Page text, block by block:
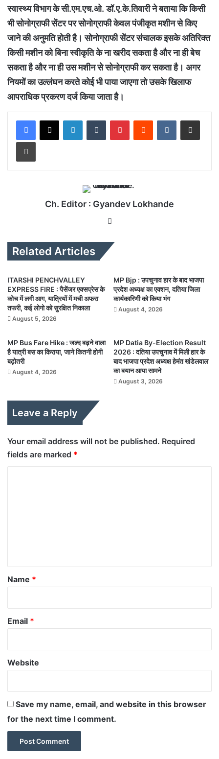
स्वास्थ्य विभाग के सी.एम.एच.ओ. डॉ.ए.के.तिवारी ने बताया कि किसी
भी सोनोग्राफी सेंटर पर सोनोग्राफी केवल पंजीकृत मशीन से किए
जाने की अनुमति होती है। सोनोग्राफी सेंटर संचालक इसके अतिरिक्त
किसी मशीन को बिना स्वीकृति के ना खरीद सकता है और ना ही बेच
सकता है और ना ही उस मशीन से सोनोग्राफी कर सकता है। अगर
नियमों का उल्लंघन करते कोई भी पाया जाएगा तो उसके खिलाफ
आपराधिक प्रकरण दर्ज किया जाता है।
LinkedIn VKontakte
Ch. Editor : Gyandev Lokhande
Related Articles
ITARSHI PENCHVALLEY
EXPRESS FIRE : पैसेंजर एक्सप्रेस के
कोच में लगी आग, यात्रियों में मची अफरा
तफरी, कई लोगो को सुरक्षित निकाला
August 5, 2026
MP Bjp : उपचुनाव हार के बाद भाजपा
प्रदेश अध्यक्ष का एक्शन, दतिया जिला
कार्यकारिणी को किया भंग
August 4, 2026
MP Bus Fare Hike : जल्द बढ़ने वाला
है यात्री बस का किराया, जाने कितनी होगी
बढ़ोतरी
August 4, 2026
MP Datia By-Election Result
2026 : दतिया उपचुनाव में मिली हार के
बाद भाजपा प्रदेश अध्यक्ष हेमंत खंडेलवाल
का बयान आया सामने
August 3, 2026
Leave a Reply
Your email address will not be published. Required
fields are marked *
*
Name *
Email *
Website
Save my name, email, and website in this browser
for the next time I comment.